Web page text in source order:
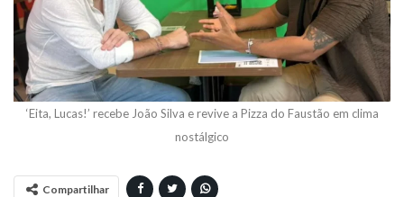
‘Eita, Lucas!’ recebe João Silva e revive a Pizza do Faustão em clima
nostálgico
Compartilhar